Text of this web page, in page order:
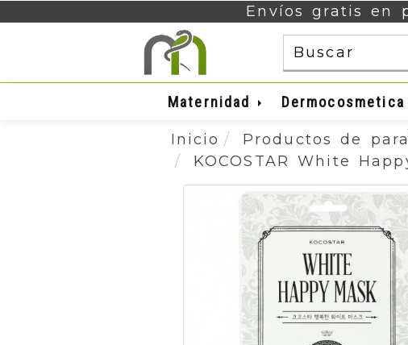
Envíos gratis en
Maternidad Dermocosmetica
Inicio Productos de
KOCOSTAR White